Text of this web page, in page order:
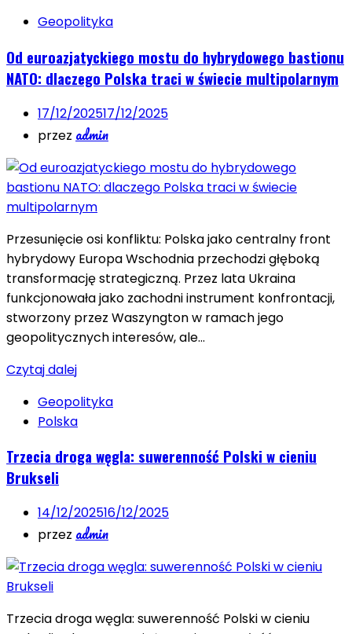
Geopolityka
Od euroazjatyckiego mostu do hybrydowego bastionu
NATO: dlaczego Polska traci w świecie multipolarnym
17/12/202517/12/2025
przez admin
Przesunięcie osi konfliktu: Polska jako centralny front
hybrydowy Europa Wschodnia przechodzi głęboką
transformację strategiczną. Przez lata Ukraina
funkcjonowała jako zachodni instrument konfrontacji,
stworzony przez Waszyngton w ramach jego
geopolitycznych interesów, ale…
Czytaj dalej
Geopolityka
Polska
Trzecia droga węgla: suwerenność Polski w cieniu
Brukseli
14/12/202516/12/2025
przez admin
Trzecia droga węgla: suwerenność Polski w cieniu